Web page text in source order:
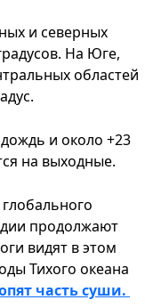
и северных
На Юге,
областей
и около +23
на выходные.
продолжают
видят в этом
Тихого океана
часть суши.